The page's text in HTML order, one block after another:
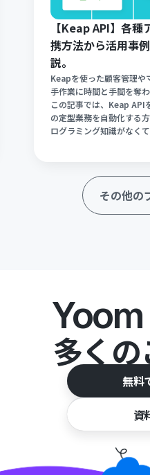
【Keap API】各種
携方法から活用事
説。
Keapを使った顧客管理や
手作業に時間と手間を奪
この記事では、Keap API
の定型業務を自動化する
ログラミング知識がなく
に集中したい方は必見です
その他の
Yoom
多くの
無料
資